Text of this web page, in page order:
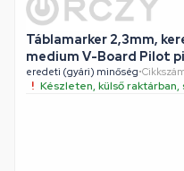
Táblamarker 2,3mm,
medium V-Board Pilot
eredeti (gyári) minőség•
Készleten, külső raktárban,